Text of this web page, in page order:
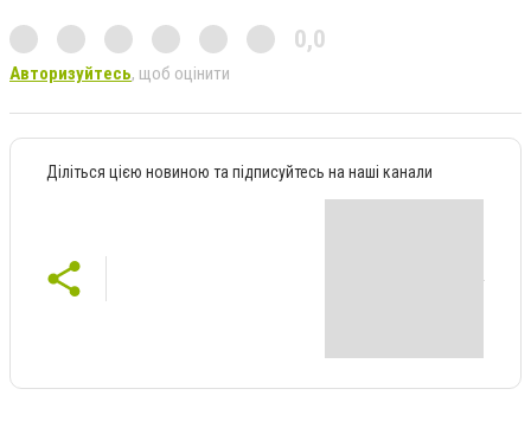
0,0
Авторизуйтесь, щоб оцінити
Діліться цією новиною та підписуйтесь на наші канали